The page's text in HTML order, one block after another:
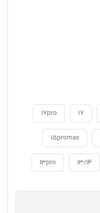
17
17pro
15promax
13/14
13pro